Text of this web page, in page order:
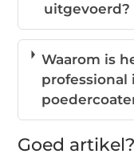
uitgevoerd?
Waarom is
professional
Goed